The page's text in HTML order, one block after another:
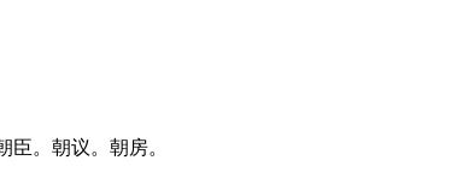
臣。朝议。朝房。